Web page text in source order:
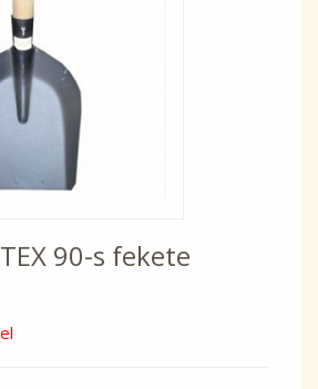
90-s fekete